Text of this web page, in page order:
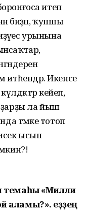
итеп
биҙәп, ҡупшы
урынына
итһендәр. Икенсе
кейеп,
ла йыш
тәмәке тотоп
ысын
темаһы «Милли
аламы?». Һеҙҙең